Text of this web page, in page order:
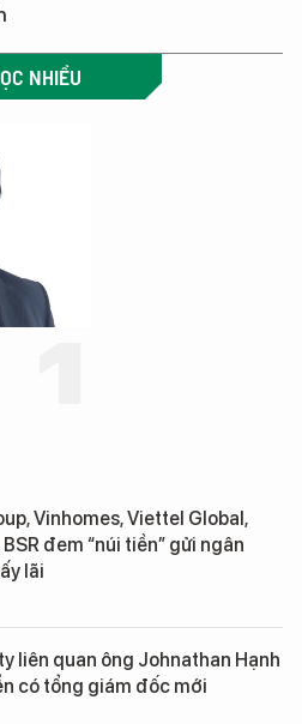
NHIỀU
Vinhomes, Viettel Global,
BSR đem “núi tiền” gửi ngân
lãi
liên quan ông Johnathan Hạnh
có tổng giám đốc mới